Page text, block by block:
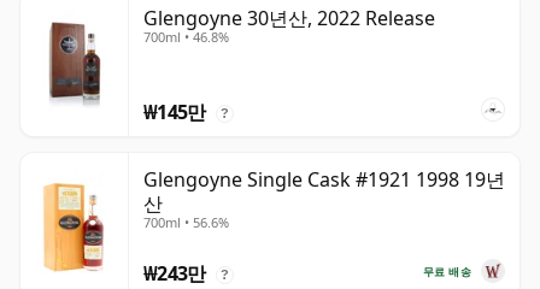
Glengoyne 30년산, 2022 Release
700ml • 46.8%
₩145만 ?
Glengoyne Single Cask #1921 1998 19년
산
700ml • 56.6%
무료 배송
₩243만 ?